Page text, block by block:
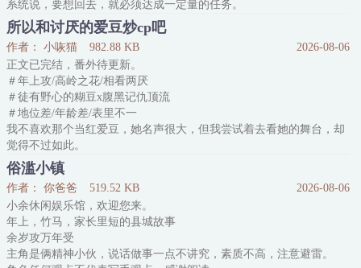
系统说，要想回去，就必须达成一定量的任务。
叶时归没法选择，只能硬着头皮开始了穿梭在各个世界里当反派的生
活。
只是这当背锅侠的日子吧，真真叫人一言难尽。时不时头顶上就会飞
来一顶沉重的锅，任你怎么扣都扣不下来。
比如师弟忽然一天嘶声大喊：师尊！！大师兄想投身魔教！！
叶时
所以和讨厌的爱豆炒cp吧
作者： 小咴猫 982.88 KB
2026-08-06
正文已完结，番外待更新。
＃年上攻/高岭之花/相看两厌
＃徒有野心的糊豆x腹黑记仇顶流
＃地位差/年龄差/表里不一
我不喜欢那个当红爱豆，她名声很大，但我尝试着去看她的舞台，却
觉得不过如此。
直到后来我也签约出道，才知道那样的成就有多么难得。
我开始讨厌她，我觉得我的能力不如她差。我只是少了一些机会，现
在的行情不好，如果我能像她一样站到更大的舞台，一定能收获更多
的粉丝。可我不能，我已经错过了时代的风口。
作为素人我可以评价她没有那么优秀，同为爱豆我只能咬着牙承认她
是值得仰慕的前辈。
越想越
俗滥小镇
作者： 你爸爸 519.52 KB
2026-08-06
小余休闲娱乐馆，欢迎您来。
年上，竹马，家长里短的县城故事
余岁攻万年受
主角是俩精神小伙，说话做事一点不讲究，素质不高，注意避雷。